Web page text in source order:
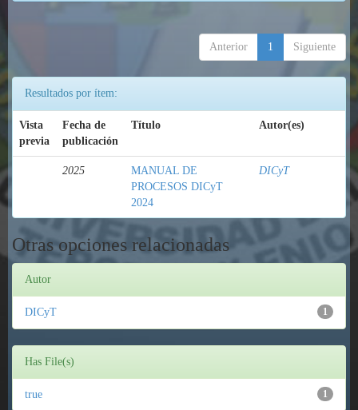
Anterior 1 Siguiente
Resultados por ítem:
Vista
previa
Fecha de
publicación
Título Autor(es)
2025
MANUAL DE
PROCESOS DICyT
2024
DICyT
Otras opciones relacionadas
Autor
1
DICyT
Has File(s)
1
true